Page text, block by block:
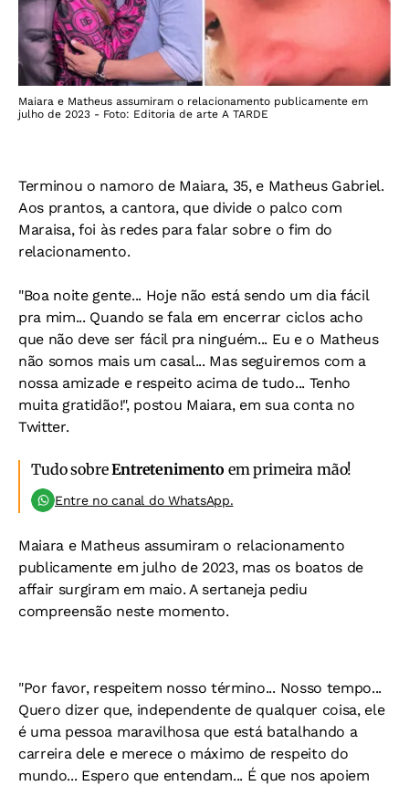
Maiara e Matheus assumiram o relacionamento publicamente em
julho de 2023 - Foto: Editoria de arte A TARDE
Terminou o namoro de Maiara, 35, e Matheus Gabriel.
Aos prantos, a cantora, que divide o palco com
Maraisa, foi às redes para falar sobre o fim do
relacionamento.
"Boa noite gente... Hoje não está sendo um dia fácil
pra mim... Quando se fala em encerrar ciclos acho
que não deve ser fácil pra ninguém... Eu e o Matheus
não somos mais um casal... Mas seguiremos com a
nossa amizade e respeito acima de tudo... Tenho
muita gratidão!", postou Maiara, em sua conta no
Twitter.
Tudo sobreEntretenimento em primeira mão!
Entre no canal do WhatsApp.
Maiara e Matheus assumiram o relacionamento
publicamente em julho de 2023, mas os boatos de
affair surgiram em maio. A sertaneja pediu
compreensão neste momento.
"Por favor, respeitem nosso término... Nosso tempo...
Quero dizer que, independente de qualquer coisa, ele
é uma pessoa maravilhosa que está batalhando a
carreira dele e merece o máximo de respeito do
mundo... Espero que entendam... É que nos apoiem